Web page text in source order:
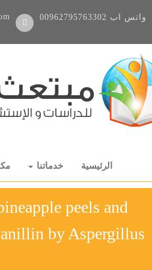
00962795763302 واتس اب
الرئيسية خدماتنا
peels and
by Aspergillus